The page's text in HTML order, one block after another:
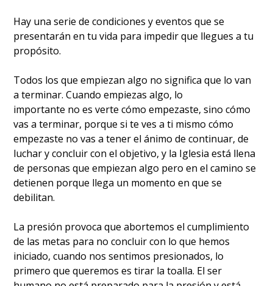
Hay una serie de condiciones y eventos que se
presentarán en tu vida para impedir que llegues a tu
propósito.
Todos los que empiezan algo no significa que lo van
a terminar. Cuando empiezas algo, lo
importante no es verte cómo empezaste, sino cómo
vas a terminar, porque si te ves a ti mismo cómo
empezaste no vas a tener el ánimo de continuar, de
luchar y concluir con el objetivo, y la Iglesia está llena
de personas que empiezan algo pero en el camino se
detienen porque llega un momento en que se
debilitan.
La presión provoca que abortemos el cumplimiento
de las metas para no concluir con lo que hemos
iniciado, cuando nos sentimos presionados, lo
primero que queremos es tirar la toalla. El ser